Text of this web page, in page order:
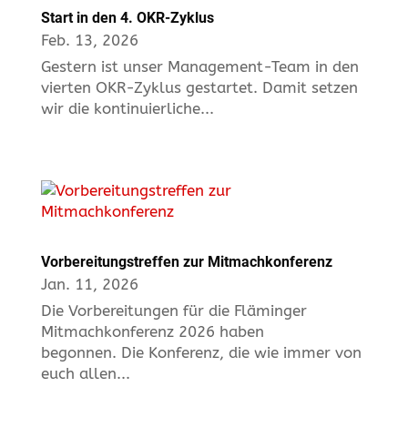
Start in den 4. OKR-Zyklus
Feb. 13, 2026
Gestern ist unser Management-Team in den
vierten OKR-Zyklus gestartet. Damit setzen
wir die kontinuierliche...
Vorbereitungstreffen zur Mitmachkonferenz
Jan. 11, 2026
Die Vorbereitungen für die Fläminger
Mitmachkonferenz 2026 haben
begonnen. Die Konferenz, die wie immer von
euch allen...